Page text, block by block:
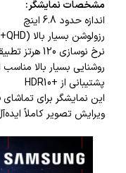
مشخصات نمایشگر:
اندازه حدود 6.8 اینچ
رزولوشن بسیار بالا (QHD+)
نرخ نوسازی 120 هرتز تطبیقی
روشنایی بسیار بالا
پشتیبانی از +HDR10
این نمایشگر برای
ویرایش تصویر کاملاً